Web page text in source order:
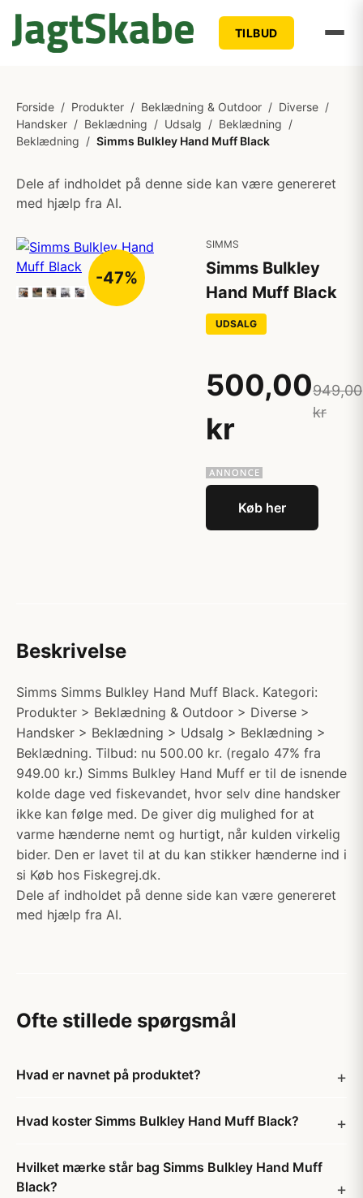
TILBUD
Forside / Produkter / Beklædning & Outdoor / Diverse /
Handsker / Beklædning / Udsalg / Beklædning /
Beklædning / Simms Bulkley Hand Muff Black
Dele af indholdet på denne side kan være genereret
med hjælp fra AI.
-47%
SIMMS
Simms Bulkley
Hand Muff Black
UDSALG
500,00
kr
949,00
kr
Køb her
Beskrivelse
Simms Simms Bulkley Hand Muff Black. Kategori:
Produkter > Beklædning & Outdoor > Diverse >
Handsker > Beklædning > Udsalg > Beklædning >
Beklædning. Tilbud: nu 500.00 kr. (regalo 47% fra
949.00 kr.) Simms Bulkley Hand Muff er til de isnende
kolde dage ved fiskevandet, hvor selv dine handsker
ikke kan følge med. De giver dig mulighed for at
varme hænderne nemt og hurtigt, når kulden virkelig
bider. Den er lavet til at du kan stikker hænderne ind i
si Køb hos Fiskegrej.dk.
Dele af indholdet på denne side kan være genereret
med hjælp fra AI.
Ofte stillede spørgsmål
Hvad er navnet på produktet?
Hvad koster Simms Bulkley Hand Muff Black?
Hvilket mærke står bag Simms Bulkley Hand Muff
Black?